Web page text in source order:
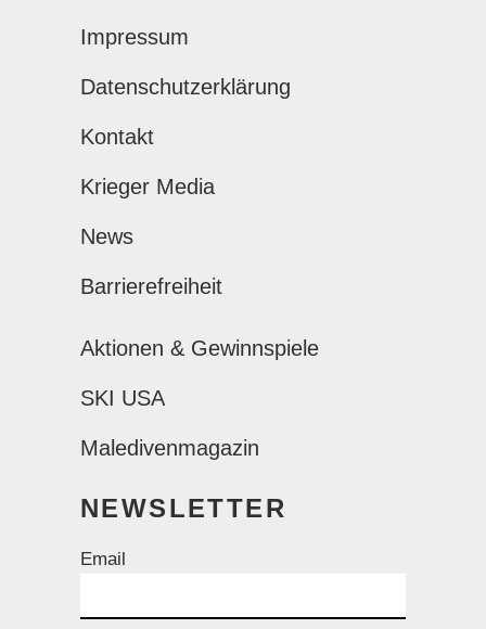
Impressum
Datenschutzerklärung
Kontakt
Krieger Media
News
Barrierefreiheit
Aktionen & Gewinnspiele
SKI USA
Maledivenmagazin
NEWSLETTER
Email